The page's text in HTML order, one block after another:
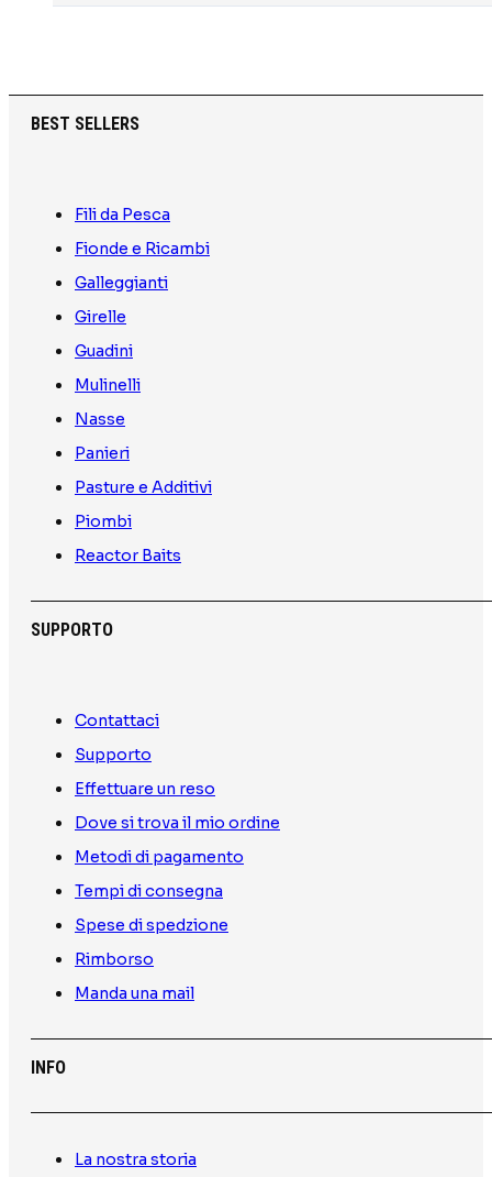
BEST SELLERS
Fili da Pesca
Fionde e Ricambi
Galleggianti
Girelle
Guadini
Mulinelli
Nasse
Panieri
Pasture e Additivi
Piombi
Reactor Baits
SUPPORTO
Contattaci
Supporto
Effettuare un reso
Dove si trova il mio ordine
Metodi di pagamento
Tempi di consegna
Spese di spedzione
Rimborso
Manda una mail
INFO
La nostra storia